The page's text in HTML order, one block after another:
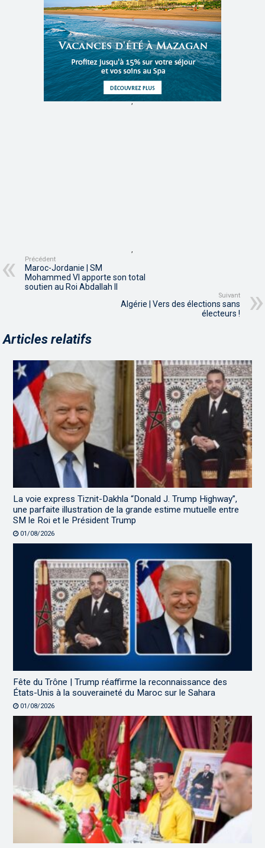
,
,
Précédent
Maroc-Jordanie | SM
Mohammed VI apporte son total
soutien au Roi Abdallah II
Suivant
Algérie | Vers des élections sans
électeurs !
Articles relatifs
La voie express Tiznit-Dakhla “Donald J. Trump Highway”,
une parfaite illustration de la grande estime mutuelle entre
SM le Roi et le Président Trump
01/08/2026
Fête du Trône | Trump réaffirme la reconnaissance des
États-Unis à la souveraineté du Maroc sur le Sahara
01/08/2026